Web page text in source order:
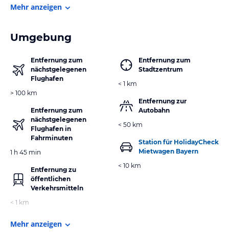
Mehr anzeigen
Umgebung
Entfernung zum
nächstgelegenen
Flughafen
> 100 km
Entfernung zum
nächstgelegenen
Flughafen in
Fahrminuten
1 h 45 min
Entfernung zu
öffentlichen
Verkehrsmitteln
< 1 km
Entfernung zum
Stadtzentrum
< 1 km
Entfernung zur
Autobahn
< 50 km
Station für HolidayCheck
Mietwagen Bayern
< 10 km
Mehr anzeigen